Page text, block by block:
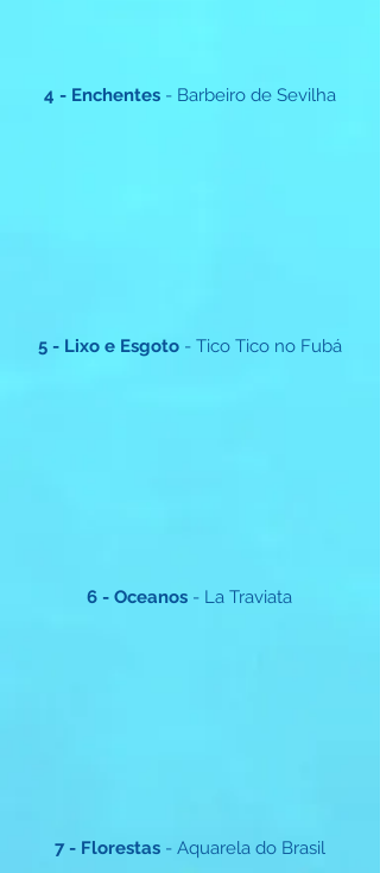
4 - Enchentes- Barbeiro de Sevilha
5 - Lixo e Esgoto- Tico Tico no Fubá
6 - Oceanos - La Traviata
7 - Florestas- Aquarela do Brasil